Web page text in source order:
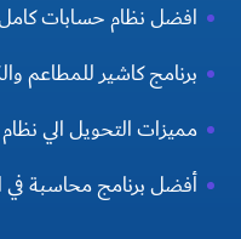
افضل نظام حسابات
برنامج كاشير للمطاعم
مميزات التحويل الي نظام
أفضل برنامج محاسبة في